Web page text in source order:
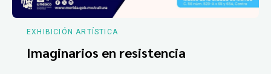
EXHIBICIÓN ARTÍSTICA
Imaginarios en resistencia